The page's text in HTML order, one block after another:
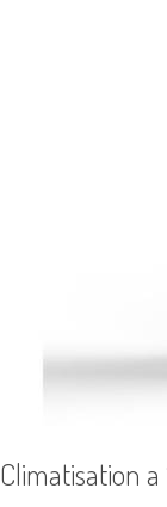
Climatisation a